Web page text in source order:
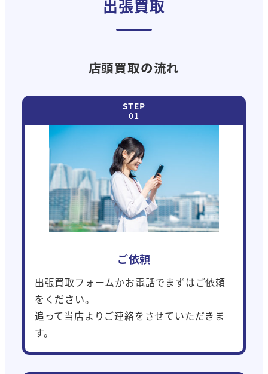
出張買取
店頭買取の流れ
ご依頼
出張買取フォームかお電話でまずはご依頼
をください。
追って当店よりご連絡をさせていただきま
す。